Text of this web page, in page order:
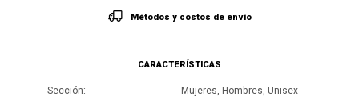
Métodos y costos de envío
CARACTERÍSTICAS
Sección Mujeres, Hombres, Unisex